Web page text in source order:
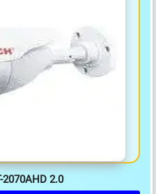
2070AHD 2.0